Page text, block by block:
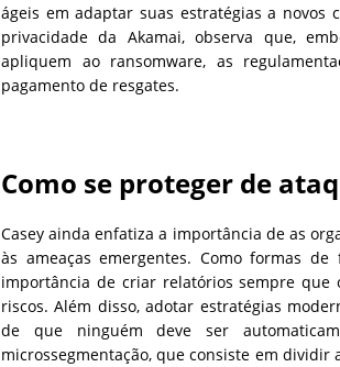
ágeis em adaptar suas estratégias a novos
privacidade da Akamai, observa que,
apliquem ao ransomware, as
pagamento de resgates.
Como se proteger de
Casey ainda enfatiza a importância de as
às ameaças emergentes. Como formas
importância de criar relatórios sempre
riscos. Além disso, adotar estratégias
de que ninguém deve ser
microssegmentação, que consiste em